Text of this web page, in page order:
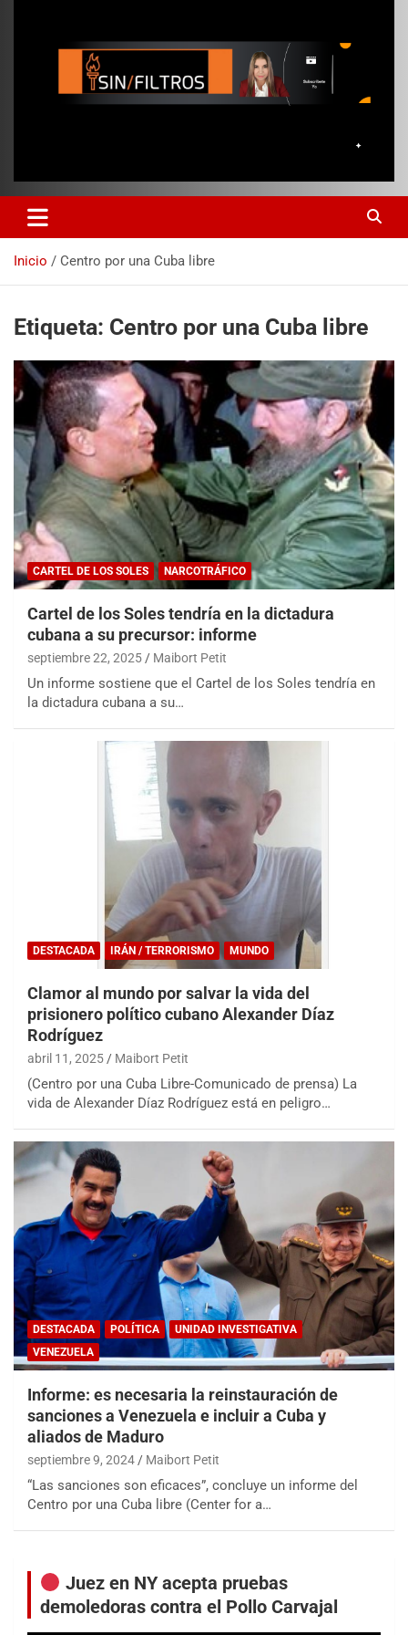
Inicio Centro por una Cuba libre
Etiqueta: Centro por una Cuba libre
CARTEL DE LOS SOLES NARCOTRÁFICO
Cartel de los Soles tendría en la dictadura
cubana a su precursor: informe
septiembre 22, 2025 Maibort Petit
Un informe sostiene que el Cartel de los Soles tendría en
la dictadura cubana a su…
DESTACADA IRÁN / TERRORISMO MUNDO
Clamor al mundo por salvar la vida del
prisionero político cubano Alexander Díaz
Rodríguez
abril 11, 2025 Maibort Petit
(Centro por una Cuba Libre-Comunicado de prensa) La
vida de Alexander Díaz Rodríguez está en peligro…
DESTACADA POLÍTICA
UNIDAD INVESTIGATIVA
VENEZUELA
Informe: es necesaria la reinstauración de
sanciones a Venezuela e incluir a Cuba y
aliados de Maduro
septiembre 9, 2024 Maibort Petit
“Las sanciones son eficaces”, concluye un informe del
Centro por una Cuba libre (Center for a…
Juez en NY acepta pruebas
demoledoras contra el Pollo Carvajal